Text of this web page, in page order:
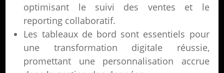
optimisant le suivi des ventes et le
reporting collaboratif.
Les tableaux de bord sont essentiels pour
une transformation digitale réussie,
promettant une personnalisation accrue